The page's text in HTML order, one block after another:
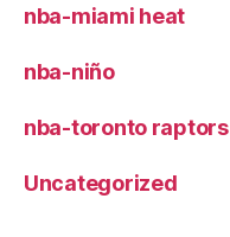
nba-miami heat
nba-niño
nba-toronto raptors
Uncategorized